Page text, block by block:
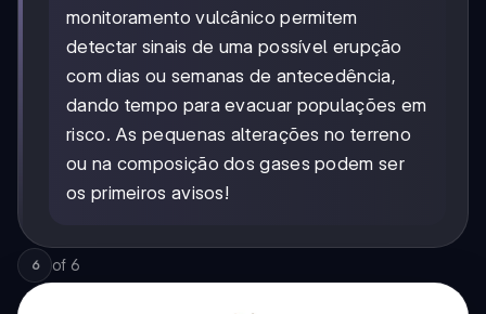
monitoramento vulcânico permitem
detectar sinais de uma possível erupção
com dias ou semanas de antecedência,
dando tempo para evacuar populações em
risco. As pequenas alterações no terreno
ou na composição dos gases podem ser
os primeiros avisos!
6 of 6